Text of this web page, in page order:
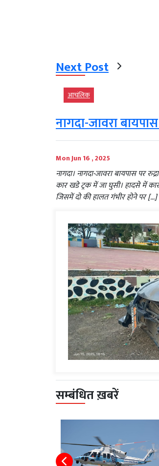
Next Post
आचंलिक
नागदा-जावरा
Mon Jun 16 , 2025
नागदा। नागदा-जावरा बायपास पर
कार खडे ट्रक में जा घुसी। हादसे में
जिसमें दो की हालत गंभीर होने पर […]
सम्बंधित ख़बरें